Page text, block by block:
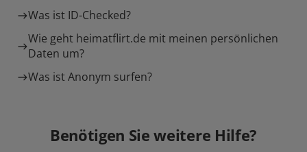
Was ist ID-Checked?
Wie geht heimatflirt.de mit meinen persönlichen
Daten um?
Was ist Anonym surfen?
Benötigen Sie weitere Hilfe?